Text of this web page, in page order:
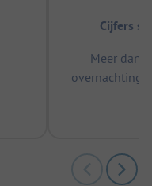
Cijfers
Meer dan